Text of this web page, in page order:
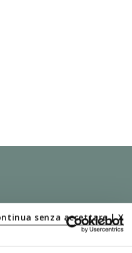
senza accettare | X